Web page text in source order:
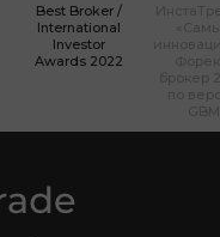
Best Broker /
International
Investor
Awards 2022